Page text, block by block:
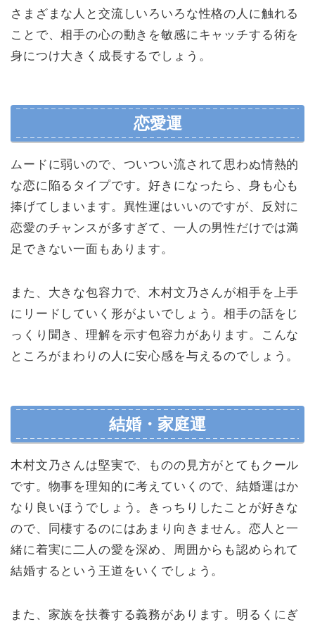
さまざまな人と交流しいろいろな性格の人に触れる
ことで、相手の心の動きを敏感にキャッチする術を
身につけ大きく成長するでしょう。
恋愛運
ムードに弱いので、ついつい流されて思わぬ情熱的
な恋に陥るタイプです。好きになったら、身も心も
捧げてしまいます。異性運はいいのですが、反対に
恋愛のチャンスが多すぎて、一人の男性だけでは満
足できない一面もあります。
また、大きな包容力で、木村文乃さんが相手を上手
にリードしていく形がよいでしょう。相手の話をじ
っくり聞き、理解を示す包容力があります。こんな
ところがまわりの人に安心感を与えるのでしょう。
結婚・家庭運
木村文乃さんは堅実で、ものの見方がとてもクール
です。物事を理知的に考えていくので、結婚運はか
なり良いほうでしょう。きっちりしたことが好きな
ので、同棲するのにはあまり向きません。恋人と一
緒に着実に二人の愛を深め、周囲からも認められて
結婚するという王道をいくでしょう。
また、家族を扶養する義務があります。明るくにぎ